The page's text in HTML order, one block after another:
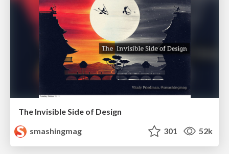
The Invisible Side of Design
smashingmag
301 52k